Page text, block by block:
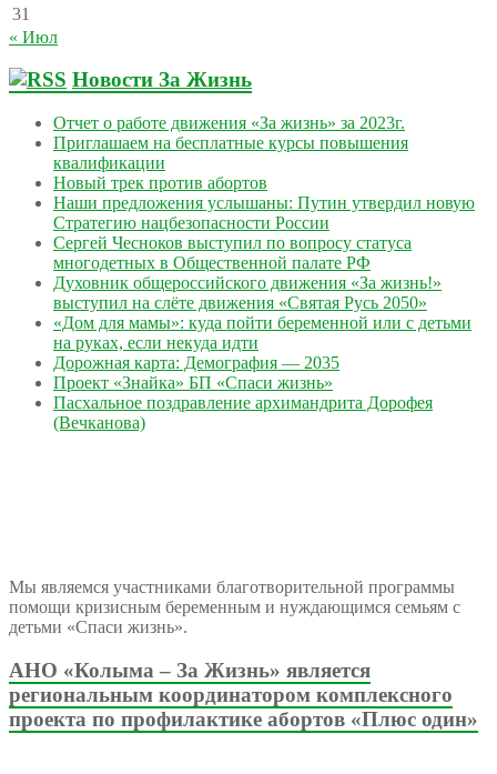
31
« Июл
Новости За Жизнь
Отчет о работе движения «За жизнь» за 2023г.
Приглашаем на бесплатные курсы повышения
квалификации
Новый трек против абортов
Наши предложения услышаны: Путин утвердил новую
Стратегию нацбезопасности России
Сергей Чесноков выступил по вопросу статуса
многодетных в Общественной палате РФ
Духовник общероссийского движения «За жизнь!»
выступил на слёте движения «Святая Русь 2050»
«Дом для мамы»: куда пойти беременной или с детьми
на руках, если некуда идти
Дорожная карта: Демография — 2035
Проект «Знайка» БП «Спаси жизнь»
Пасхальное поздравление архимандрита Дорофея
(Вечканова)
Мы являемся участниками благотворительной программы
помощи кризисным беременным и нуждающимся семьям с
детьми «Спаси жизнь».
АНО «Колыма – За Жизнь» является
региональным координатором комплексного
проекта по профилактике абортов «Плюс один»